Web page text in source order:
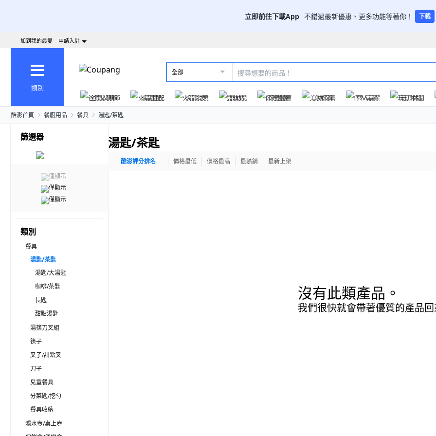
立即前往下載App 不錯過最新優惠、更多功能等著你！ 下載
加到我的最愛 申請入駐
類別
全部
爸氣父親節 火箭速配 火箭跨境 嬰幼兒 保健醫療 美妝保養 個人清潔 玩具休閒
酷澎首頁 餐廚用品 餐具 湯匙/茶匙
篩選器
僅顯示
僅顯示
僅顯示
類別
餐具
湯匙/茶匙
湯匙/大湯匙
咖啡/茶匙
長匙
甜點湯匙
湯筷刀叉組
筷子
叉子/甜點叉
刀子
兒童餐具
分菜匙/挖勺
餐具收納
濾水壺/桌上壺
湯匙/茶匙
酷澎評分排名 價格最低 價格最高 最熱銷 最新上架
沒有此類產品。
我們很快就會帶著優質的產品